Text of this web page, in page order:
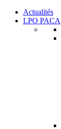
Actualités
LPO PACA